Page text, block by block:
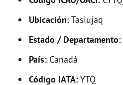
i
Ubicación:Tasiujaq
Estado / Departamento:
País: Canadá
Código IATA:YTQ